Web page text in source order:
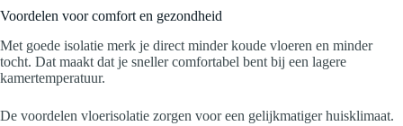
Voordelen voor comfort en gezondheid
Met goede isolatie merk je direct minder koude vloeren en minder
tocht. Dat maakt dat je sneller comfortabel bent bij een lagere
kamertemperatuur.
De voordelen vloerisolatie zorgen voor een gelijkmatiger huisklimaat.